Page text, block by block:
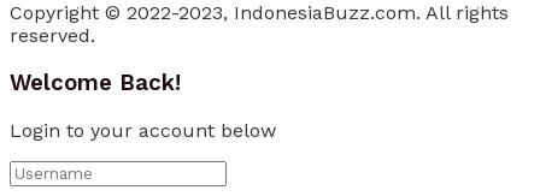
Copyright © 2022-2023, IndonesiaBuzz.com. All rights
reserved.
Welcome Back!
Login to your account below